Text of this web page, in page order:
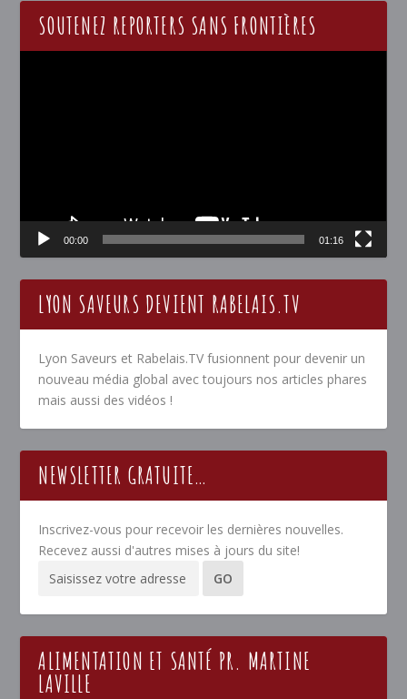
SOUTENEZ REPORTERS SANS FRONTIÈRES
00:00 01:16
LYON SAVEURS DEVIENT RABELAIS.TV
Lyon Saveurs et Rabelais.TV fusionnent pour devenir un
nouveau média global avec toujours nos articles phares
mais aussi des vidéos !
NEWSLETTER GRATUITE…
Inscrivez-vous pour recevoir les dernières nouvelles.
Recevez aussi d'autres mises à jours du site!
ALIMENTATION ET SANTÉ PR. MARTINE
LAVILLE